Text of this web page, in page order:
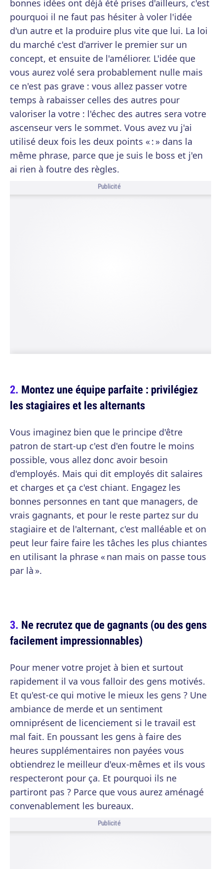
bonnes idées ont déjà été prises d'ailleurs, c'est
pourquoi il ne faut pas hésiter à voler l'idée
d'un autre et la produire plus vite que lui. La loi
du marché c'est d'arriver le premier sur un
concept, et ensuite de l'améliorer. L'idée que
vous aurez volé sera probablement nulle mais
ce n'est pas grave : vous allez passer votre
temps à rabaisser celles des autres pour
valoriser la votre : l'échec des autres sera votre
ascenseur vers le sommet. Vous avez vu j'ai
utilisé deux fois les deux points « : » dans la
même phrase, parce que je suis le boss et j'en
ai rien à foutre des règles.
Publicité
Montez une équipe parfaite : privilégiez
les stagiaires et les alternants
Vous imaginez bien que le principe d'être
patron de start-up c'est d'en foutre le moins
possible, vous allez donc avoir besoin
d'employés. Mais qui dit employés dit salaires
et charges et ça c'est chiant. Engagez les
bonnes personnes en tant que managers, de
vrais gagnants, et pour le reste partez sur du
stagiaire et de l'alternant, c'est malléable et on
peut leur faire faire les tâches les plus chiantes
en utilisant la phrase « nan mais on passe tous
par là ».
Ne recrutez que de gagnants (ou des gens
facilement impressionnables)
Pour mener votre projet à bien et surtout
rapidement il va vous falloir des gens motivés.
Et qu'est-ce qui motive le mieux les gens ? Une
ambiance de merde et un sentiment
omniprésent de licenciement si le travail est
mal fait. En poussant les gens à faire des
heures supplémentaires non payées vous
obtiendrez le meilleur d'eux-mêmes et ils vous
respecteront pour ça. Et pourquoi ils ne
partiront pas ? Parce que vous aurez aménagé
convenablement les bureaux.
Publicité